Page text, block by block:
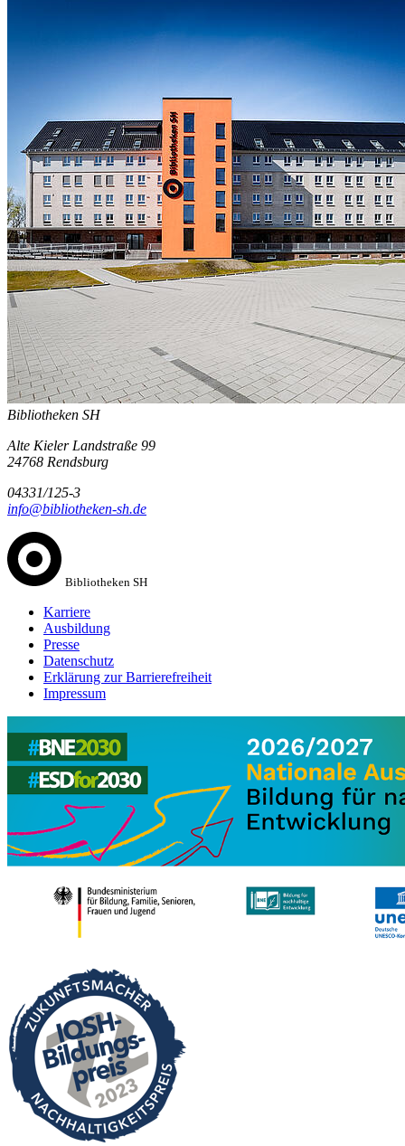
Bibliotheken SH
Alte Kieler Landstraße 99
24768 Rendsburg
04331/125-3
info@bibliotheken-sh.de
Bibliotheken SH
Karriere
Ausbildung
Presse
Datenschutz
Erklärung zur Barrierefreiheit
Impressum